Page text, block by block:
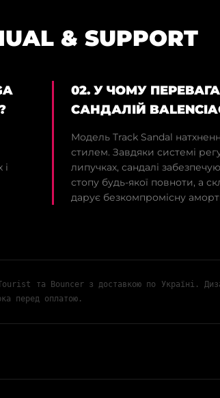
& SUPPORT
02. У ЧОМУ
САНДАЛІЙ
Модель Track Sandal
стилем. Завдяки системі
липучках, сандалі
стопу будь-якої повноти, а
дарує безкомпромісну
та Bouncer з доставкою по Україні.
перед оплатою.